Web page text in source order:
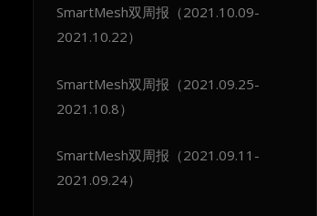
SmartMesh双周报（2021.10.09-
2021.10.22）
SmartMesh双周报（2021.09.25-
2021.10.8）
SmartMesh双周报（2021.09.11-
2021.09.24）